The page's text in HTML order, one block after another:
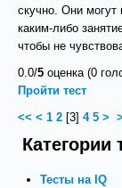
скучно. Они могут
каким-либо
чтобы не
0.0/5 оценка (0
Пройти тест
<< < 1 2 [3] 4 5 >
Категории
Тесты на IQ